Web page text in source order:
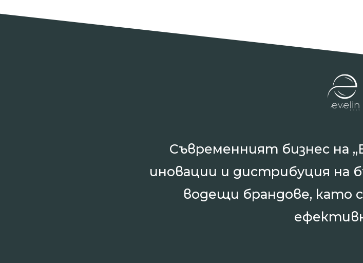
Съвременният бизнес на
иновации и дистрибуция на
водещи брандове, като